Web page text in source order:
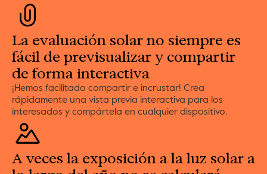
La evaluación solar no siempre es
fácil de previsualizar y compartir
de forma interactiva
¡Hemos facilitado compartir e incrustar! Crea
rápidamente una vista previa interactiva para los
interesados y compártela en cualquier dispositivo.
A veces la exposición a la luz solar a